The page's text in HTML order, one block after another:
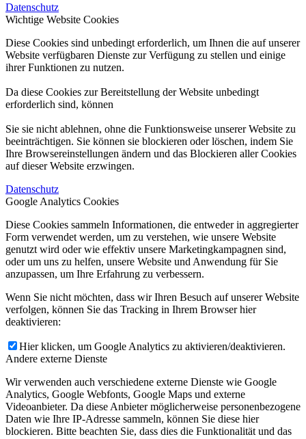
Datenschutz
Wichtige Website Cookies
Diese Cookies sind unbedingt erforderlich, um Ihnen die auf unserer
Website verfügbaren Dienste zur Verfügung zu stellen und einige
ihrer Funktionen zu nutzen.
Da diese Cookies zur Bereitstellung der Website unbedingt
erforderlich sind, können
Sie sie nicht ablehnen, ohne die Funktionsweise unserer Website zu
beeinträchtigen. Sie können sie blockieren oder löschen, indem Sie
Ihre Browsereinstellungen ändern und das Blockieren aller Cookies
auf dieser Website erzwingen.
Datenschutz
Google Analytics Cookies
Diese Cookies sammeln Informationen, die entweder in aggregierter
Form verwendet werden, um zu verstehen, wie unsere Website
genutzt wird oder wie effektiv unsere Marketingkampagnen sind,
oder um uns zu helfen, unsere Website und Anwendung für Sie
anzupassen, um Ihre Erfahrung zu verbessern.
Wenn Sie nicht möchten, dass wir Ihren Besuch auf unserer Website
verfolgen, können Sie das Tracking in Ihrem Browser hier
deaktivieren:
Hier klicken, um Google Analytics zu aktivieren/deaktivieren.
Andere externe Dienste
Wir verwenden auch verschiedene externe Dienste wie Google
Analytics, Google Webfonts, Google Maps und externe
Videoanbieter. Da diese Anbieter möglicherweise personenbezogene
Daten wie Ihre IP-Adresse sammeln, können Sie diese hier
blockieren. Bitte beachten Sie, dass dies die Funktionalität und das